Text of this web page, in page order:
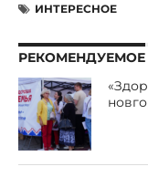
ИНТЕРЕСНОЕ
РЕКОМЕНДУЕМОЕ